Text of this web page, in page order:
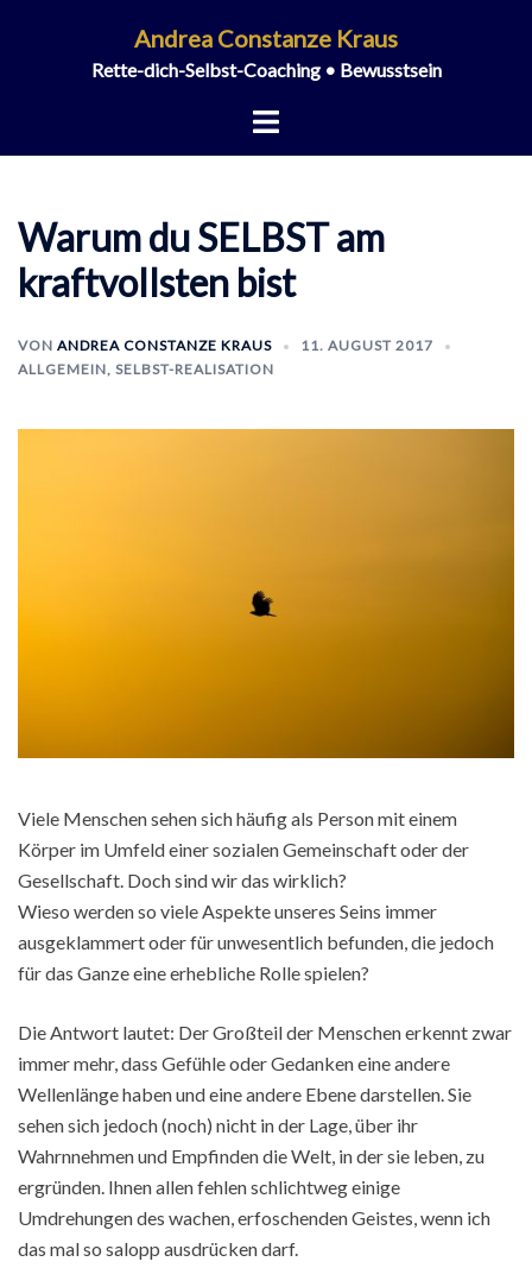
Andrea Constanze Kraus
Rette-dich-Selbst-Coaching • Bewusstsein
Menü
Warum du SELBST am
kraftvollsten bist
VON ANDREA CONSTANZE KRAUS
11. AUGUST 2017
ALLGEMEIN, SELBST-REALISATION
Viele Menschen sehen sich häufig als Person mit einem
Körper im Umfeld einer sozialen Gemeinschaft oder der
Gesellschaft. Doch sind wir das wirklich?
Wieso werden so viele Aspekte unseres Seins immer
ausgeklammert oder für unwesentlich befunden, die jedoch
für das Ganze eine erhebliche Rolle spielen?
Die Antwort lautet: Der Großteil der Menschen erkennt zwar
immer mehr, dass Gefühle oder Gedanken eine andere
Wellenlänge haben und eine andere Ebene darstellen. Sie
sehen sich jedoch (noch) nicht in der Lage, über ihr
Wahrnnehmen und Empfinden die Welt, in der sie leben, zu
ergründen. Ihnen allen fehlen schlichtweg einige
Umdrehungen des wachen, erfoschenden Geistes, wenn ich
das mal so salopp ausdrücken darf.